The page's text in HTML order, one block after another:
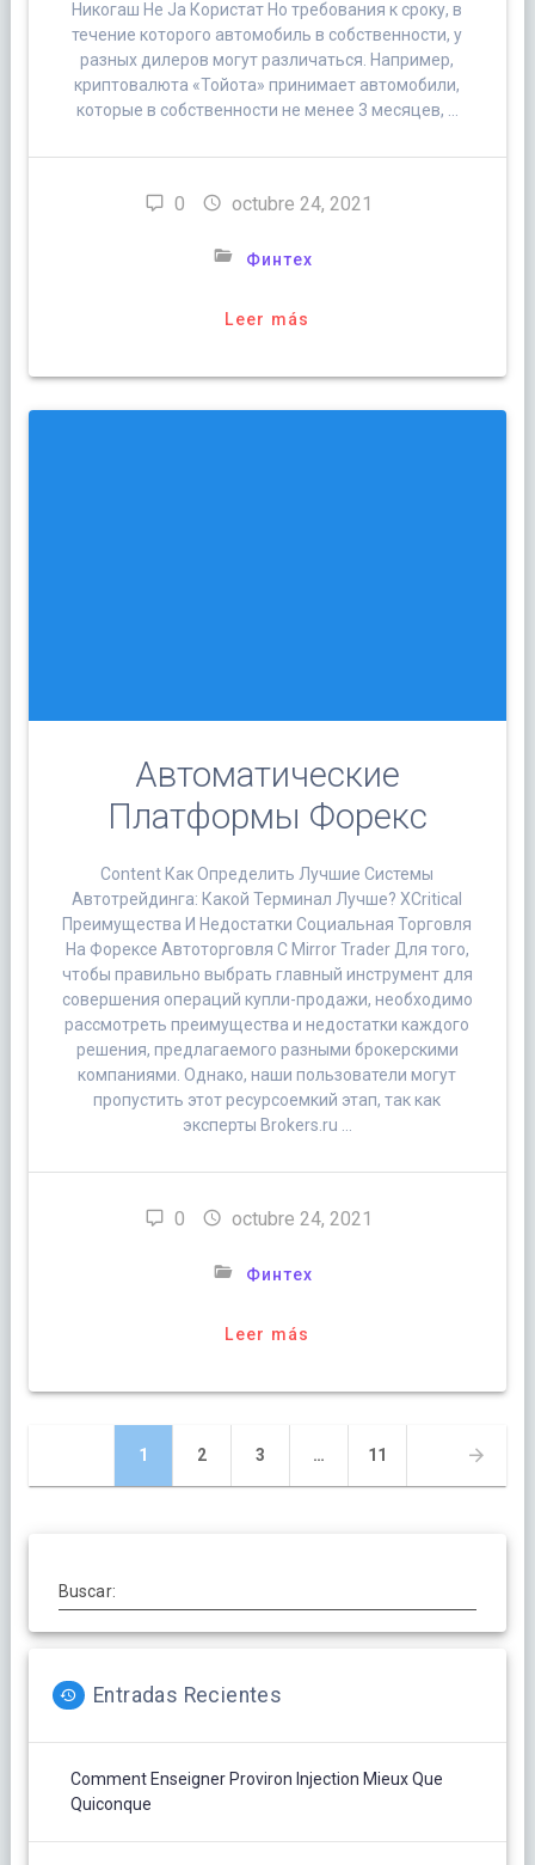
Никогаш Не Ја Користат Но требования к сроку, в
течение которого автомобиль в собственности, у
разных дилеров могут различаться. Например,
криптовалюта «Тойота» принимает автомобили,
которые в собственности не менее 3 месяцев, …
0 octubre 24, 2021
Финтех
Leer más
Автоматические
Платформы Форекс
Content Как Определить Лучшие Системы
Автотрейдинга: Какой Терминал Лучше? XCritical
Преимущества И Недостатки Социальная Торговля
На Форексе Автоторговля С Mirror Trader Для того,
чтобы правильно выбрать главный инструмент для
совершения операций купли-продажи, необходимо
рассмотреть преимущества и недостатки каждого
решения, предлагаемого разными брокерскими
компаниями. Однако, наши пользователи могут
пропустить этот ресурсоемкий этап, так как
эксперты Brokers.ru …
0 octubre 24, 2021
Финтех
Leer más
Navegación
de
entradas
Página
1 Página
2 Página
3 … Página
11
Buscar:
Entradas Recientes
Comment Enseigner Proviron Injection Mieux Que
Quiconque